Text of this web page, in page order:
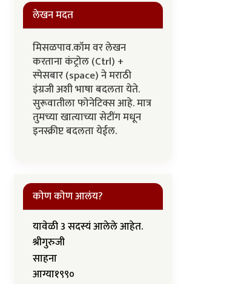
लेखन मदत
मिसळपाव.कॉम वर लेखन
करताना कंट्रोल (Ctrl) +
स्पेसबार (space) ने मराठी
इंग्रजी अशी भाषा बदलता येते.
सुरूवातीला फोनेटिक्स आहे. मात्र
तुमच्या खात्याच्या सेटींग मधून
इनस्क्रीप्ट बदलता येईल.
कोण कोण आलंय?
यावेळी 3 सदस्यं आलेले आहेत.
श्रीगुरुजी
साहना
आग्या१९९०